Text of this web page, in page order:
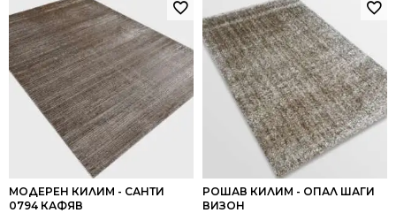
МОДЕРЕН КИЛИМ - САНТИ
0794 КАФЯВ
РОШАВ КИЛИМ - ОПАЛ ШАГИ
ВИЗОН